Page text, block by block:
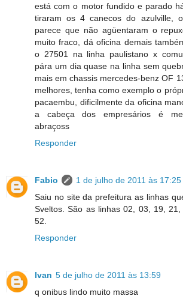
está com o motor fundido e parado
tiraram os 4 canecos do azulville,
parece que não agüentaram o
muito fraco, dá oficina demais
o 27501 na linha paulistano x
pára um dia quase na linha sem
mais em chassis mercedes-benz OF
melhores, tenha como exemplo o
pacaembu, dificilmente da oficina
a cabeça dos empresários é
abraçoss
Responder
Fabio
1 de julho de 2011 às 17:25
Saiu no site da prefeitura as linhas
Sveltos. São as linhas 02, 03, 19,
52.
Responder
Ivan 5 de julho de 2011 às 13:59
q onibus lindo muito massa